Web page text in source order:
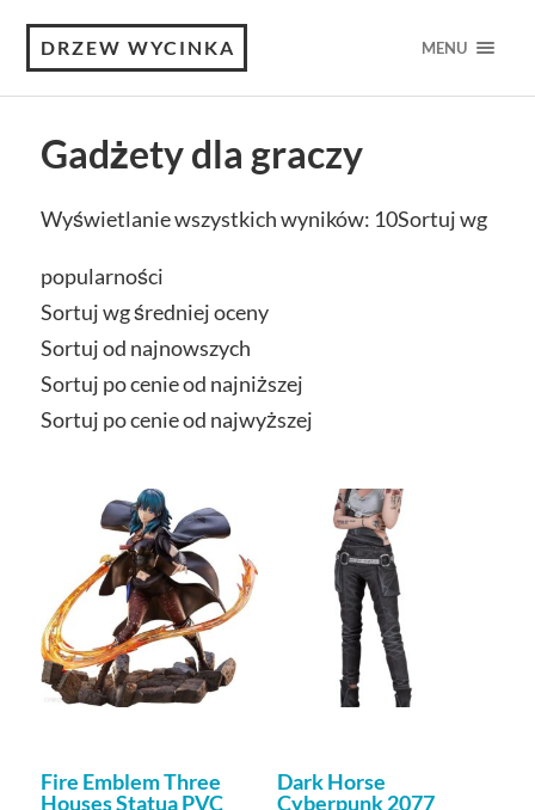
DRZEW WYCINKA MENU
Gadżety dla graczy
Wyświetlanie wszystkich wyników: 10Sortuj wg
popularności
Sortuj wg średniej oceny
Sortuj od najnowszych
Sortuj po cenie od najniższej
Sortuj po cenie od najwyższej
Fire Emblem Three
Houses Statua PVC
Dark Horse
Cyberpunk 2077